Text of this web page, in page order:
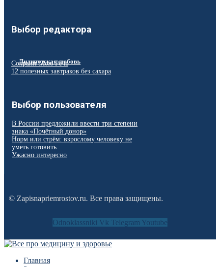
Выбор редактора
Лилипутская любовь
Сохрани Мою Речь
12 полезных завтраков без сахара
Выбор пользователя
В России предложили ввести три степени
знака «Почётный донор»
Норм или стрём: взрослому человеку не
уметь готовить
Ужасно интересно
© Zapisnapriemrostov.ru. Все права защищены.
Odnoklassniki Vk Telegram Youtube
Главная